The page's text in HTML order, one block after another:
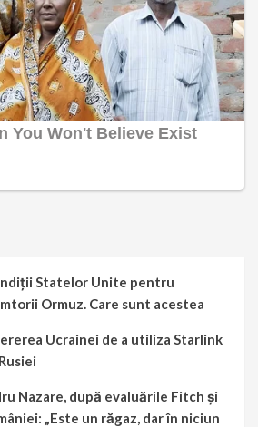
Statelor Unite pentru
Ormuz. Care sunt acestea
Ucrainei de a utiliza Starlink
Nazare, după evaluările Fitch și
„Este un răgaz, dar în niciun